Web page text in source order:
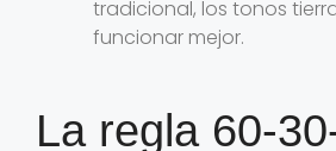
tradicional, los tonos
funcionar mejor.
La regla 60-